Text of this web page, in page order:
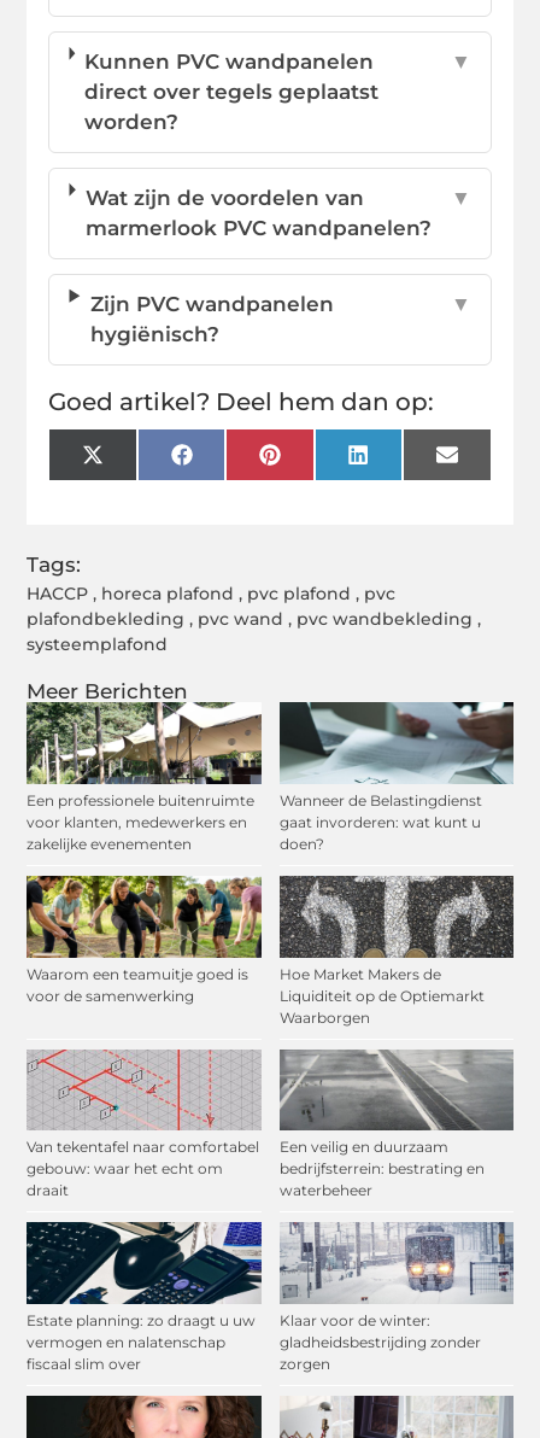
Meer Berichten
Een professionele buitenruimte
voor klanten, medewerkers en
zakelijke evenementen
Wanneer de Belastingdienst
gaat invorderen: wat kunt u
doen?
Waarom een teamuitje goed is
voor de samenwerking
Hoe Market Makers de
Liquiditeit op de Optiemarkt
Waarborgen
Van tekentafel naar comfortabel
gebouw: waar het echt om
draait
Een veilig en duurzaam
bedrijfsterrein: bestrating en
waterbeheer
Estate planning: zo draagt u uw
vermogen en nalatenschap
fiscaal slim over
Klaar voor de winter:
gladheidsbestrijding zonder
zorgen
Kunnen PVC wandpanelen
direct over tegels geplaatst
worden?
▼
Wat zijn de voordelen van
marmerlook PVC wandpanelen?
▼
Zijn PVC wandpanelen
hygiënisch?
▼
Goed artikel? Deel hem dan op:
X
(Twitter)
FacebookPinterestLinkedInEmail
Tags:
HACCP , horeca plafond , pvc plafond , pvc
plafondbekleding , pvc wand , pvc wandbekleding ,
systeemplafond